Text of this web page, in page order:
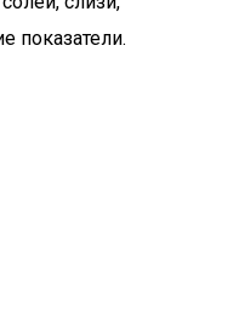
показатели.